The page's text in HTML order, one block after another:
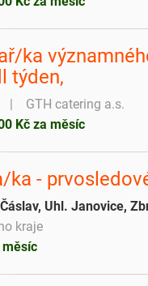
ka
týden,
GTH catering a.s.
Kč za měsíc
ka -
Uhl. Janovice,
kraje
měsíc